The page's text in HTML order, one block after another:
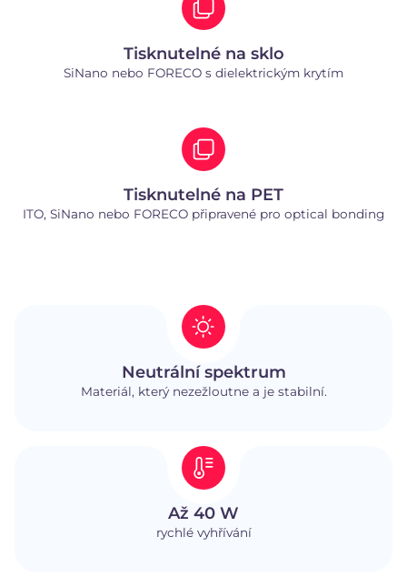
Tisknutelné na sklo
SiNano nebo FORECO s dielektrickým krytím
Tisknutelné na PET
ITO, SiNano nebo FORECO připravené pro optical bonding
Neutrální spektrum
Materiál, který nezežloutne a je stabilní.
Až 40 W
rychlé vyhřívání